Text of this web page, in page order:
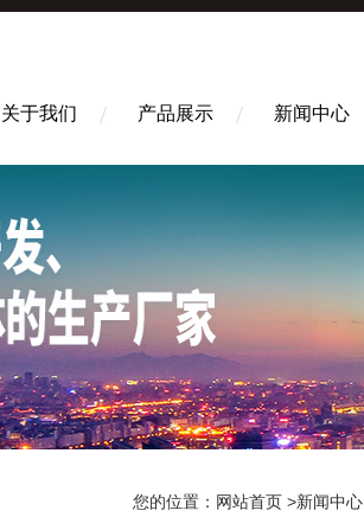
关于我们 产品展示 新闻中心
您的位置： 网站首页 >新闻中心